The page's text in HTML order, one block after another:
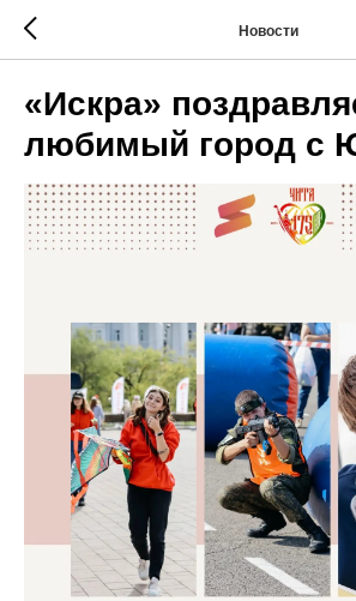
Новости
«Искра»
любимый город с